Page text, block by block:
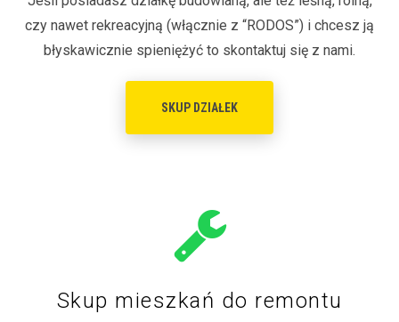
czy nawet rekreacyjną (włącznie z “RODOS”) i chcesz ją
błyskawicznie spieniężyć to skontaktuj się z nami.
SKUP DZIAŁEK
Skup mieszkań do remontu